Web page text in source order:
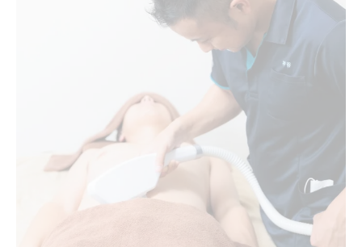
✔ 大和駅から徒歩2分の好立地
✔ 神奈川県最安級の料金設定
✔ プライベート空間で安心施術
✔圧倒的効果で完了までスピーディー
8. お腹脱毛はこんな方におすすめ！
9. お客様の声（RASHINDO大和店）
10. よくある質問（FAQ）
ご予約・お問い合わせ
まとめ：お腹脱毛は“理想の自分”をつくる第一